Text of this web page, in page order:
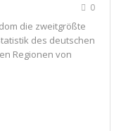
0
die zweitgrößte
des deutschen
Regionen von